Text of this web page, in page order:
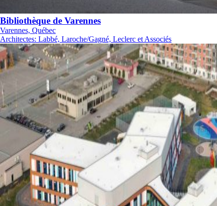
Bibliothèque de Varennes
Varennes, Québec
Architectes: Labbé, Laroche/Gagné, Leclerc et Associés